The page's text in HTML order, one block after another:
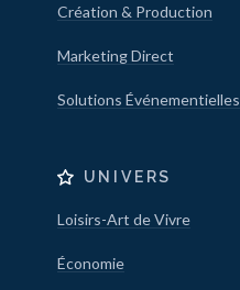
Création & Production
Marketing Direct
Solutions Événementielles
UNIVERS
Loisirs-Art de Vivre
Économie